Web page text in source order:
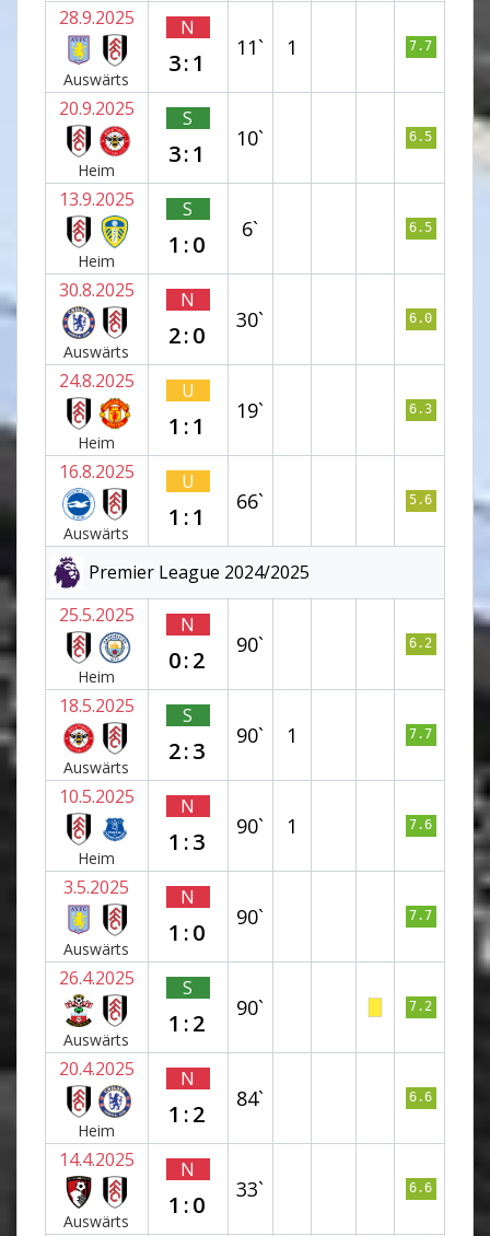
28.9.2025
Auswärts
N
3:1
11` 1 7.7
20.9.2025
Heim
S
3:1
10` 6.5
13.9.2025
Heim
S
1:0
6` 6.5
30.8.2025
Auswärts
N
2:0
30` 6.0
24.8.2025
Heim
U
1:1
19` 6.3
16.8.2025
Auswärts
U
1:1
66` 5.6
Premier League 2024/2025
25.5.2025
Heim
N
0:2
90` 6.2
18.5.2025
Auswärts
S
2:3
90` 1 7.7
10.5.2025
Heim
N
1:3
90` 1 7.6
3.5.2025
Auswärts
N
1:0
90` 7.7
26.4.2025
Auswärts
S
1:2
90` 7.2
20.4.2025
Heim
N
1:2
84` 6.6
14.4.2025
Auswärts
N
1:0
33` 6.6